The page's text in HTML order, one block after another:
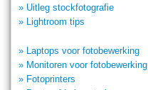
» Uitleg stockfotografie
» Lightroom tips
» Laptops voor fotobewerking
» Monitoren voor fotobewerking
» Fotoprinters